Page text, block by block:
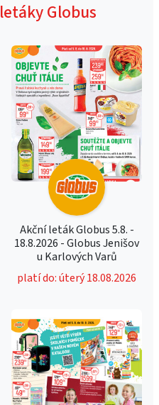
letáky Globus
Akční leták Globus 5.8. -
18.8.2026 - Globus Jenišov
u Karlových Varů
platí do: úterý 18.08.2026